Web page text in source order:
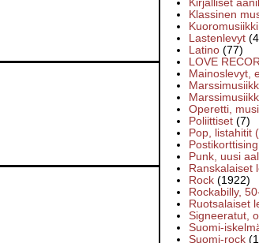
Kirjalliset
Klassinen
Kuoromusiikki
Lastenlevyt
Latino (77)
LOVE
Mainoslevyt,
Operetti,
Poliittiset (7)
Pop, listahitit
Punk, uusi
Ranskalaiset
Rock (1922)
Rockabilly,
Ruotsalaiset
Signeeratut,
Suomi-
Suomi-rock